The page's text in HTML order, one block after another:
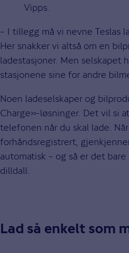
Vipps.
– I tillegg må vi nevne Teslas
Her snakker vi altså om en
ladestasjoner. Men selskapet
stasjonene sine for andre
Noen ladeselskaper og
Charge»-løsninger. Det vil si
telefonen når du skal lade.
forhåndsregistrert,
automatisk – og så er det
dilldall.
Lad så enkelt som